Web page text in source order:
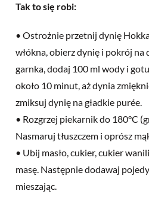
Tak to się robi:
• Ostrożnie przetnij dynię
włókna, obierz dynię i pokrój na
garnka, dodaj 100 ml wody i
około 10 minut, aż dynia
zmiksuj dynię na gładkie purée.
• Rozgrzej piekarnik do 180°C
Nasmaruj tłuszczem i oprósz
• Ubij masło, cukier, cukier
masę. Następnie dodawaj
mieszając.